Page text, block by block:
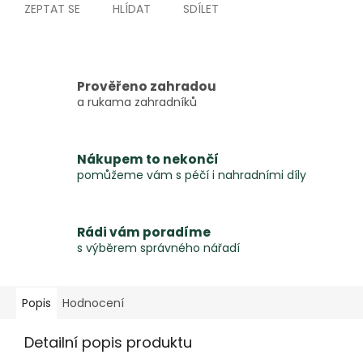
ZEPTAT SE HLÍDAT SDÍLET
Prověřeno zahradou
a rukama zahradníků
Nákupem to nekončí
pomůžeme vám s péčí i nahradními díly
Rádi vám poradíme
s výběrem správného nářadí
Popis Hodnocení
Detailní popis produktu